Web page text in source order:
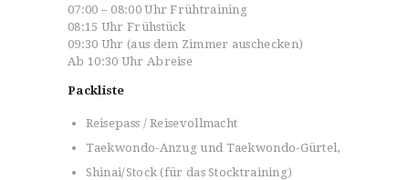
07:00 – 08:00 Uhr Frühtraining
08:15 Uhr Frühstück
09:30 Uhr (aus dem Zimmer auschecken)
Ab 10:30 Uhr Abreise
Packliste
Reisepass / Reisevollmacht
Taekwondo-Anzug und Taekwondo-Gürtel,
Shinai/Stock (für das Stocktraining)